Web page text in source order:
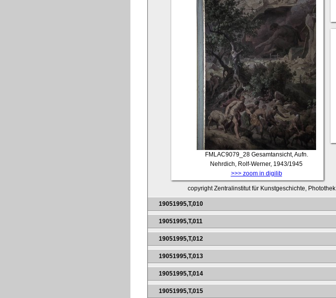
FMLAC9079_28 Gesamtansicht, Aufn.
Nehrdich, Rolf-Werner, 1943/1945
>>> zoom in digilib
copyright Zentralinstitut für Kunstgeschichte, Photothek
19051995,T,010
19051995,T,011
19051995,T,012
19051995,T,013
19051995,T,014
19051995,T,015